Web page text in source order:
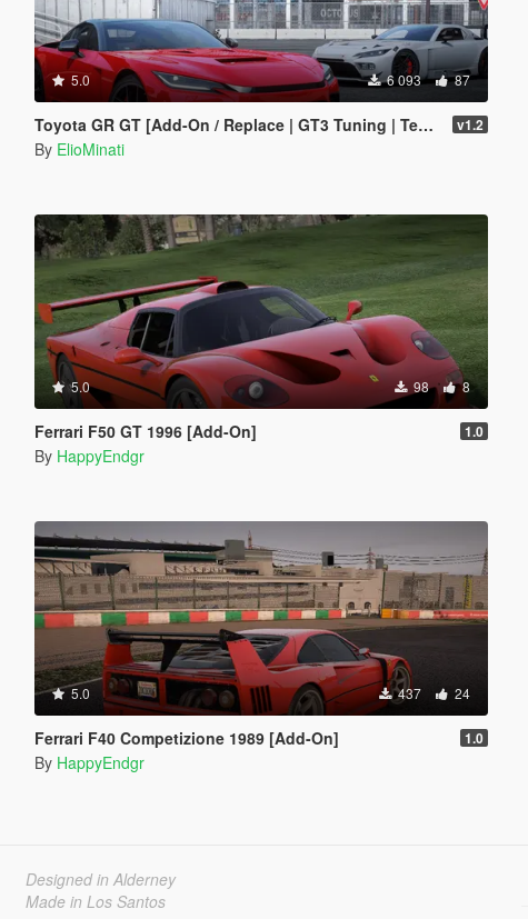
5.0 6 093 87
Toyota GR GT [Add-On / Replace | GT3 Tuning | Template | LODS] v1.2
By ElioMinati
5.0 98 8
Ferrari F50 GT 1996 [Add-On] 1.0
By HappyEndgr
5.0 437 24
Ferrari F40 Competizione 1989 [Add-On] 1.0
By HappyEndgr
Designed in Alderney
Made in Los Santos